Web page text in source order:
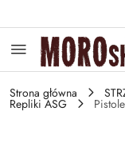
Strona główna
Repliki ASG